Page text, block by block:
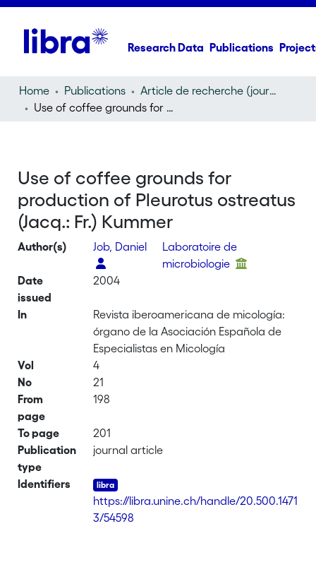
Research Data Publications
Home Publications
Article de recherche (journal article)
Use of coffee grounds for production of Pleurotus ostreatus (Jacq.: Fr.) Kummer
Use of coffee grounds for
production of Pleurotus ostreatus
(Jacq.: Fr.) Kummer
Author(s) Job, Daniel
Laboratoire de
microbiologie
Date
issued
2004
In
Revista iberoamericana de micología:
órgano de la Asociación Española de
Especialistas en Micología
Vol
4
No
21
From
page
198
To page
201
Publication
type
journal article
Identifiers
https://libra.unine.ch/handle/20.500.1471
3/54598